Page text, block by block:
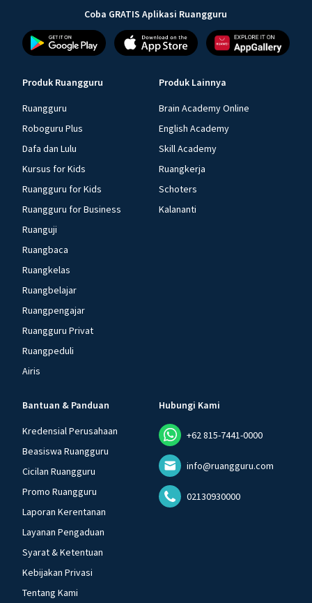
Coba GRATIS Aplikasi Ruangguru
Produk Ruangguru
Ruangguru
Roboguru Plus
Dafa dan Lulu
Kursus for Kids
Ruangguru for Kids
Ruangguru for Business
Ruanguji
Ruangbaca
Ruangkelas
Ruangbelajar
Ruangpengajar
Ruangguru Privat
Ruangpeduli
Airis
Produk Lainnya
Brain Academy Online
English Academy
Skill Academy
Ruangkerja
Schoters
Kalananti
Bantuan & Panduan
Kredensial Perusahaan
Beasiswa Ruangguru
Cicilan Ruangguru
Promo Ruangguru
Laporan Kerentanan
Layanan Pengaduan
Syarat & Ketentuan
Kebijakan Privasi
Tentang Kami
Hubungi Kami
+62 815-7441-0000
info@ruangguru.com
02130930000